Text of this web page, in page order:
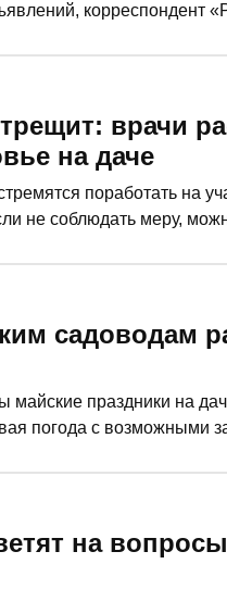
корреспондент
арендаторов
врачи
на даче
поработать на
не соблюдать меру,
садоводам
праздники на
погода с возможными
«РТ».
на